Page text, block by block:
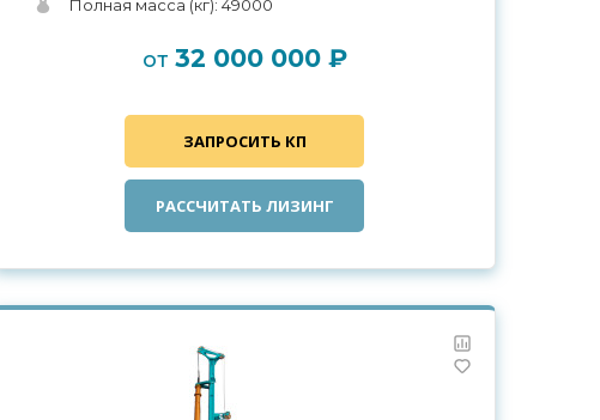
Полная масса (кг): 49000
от 32 000 000 ₽
ЗАПРОСИТЬ КП
РАССЧИТАТЬ ЛИЗИНГ